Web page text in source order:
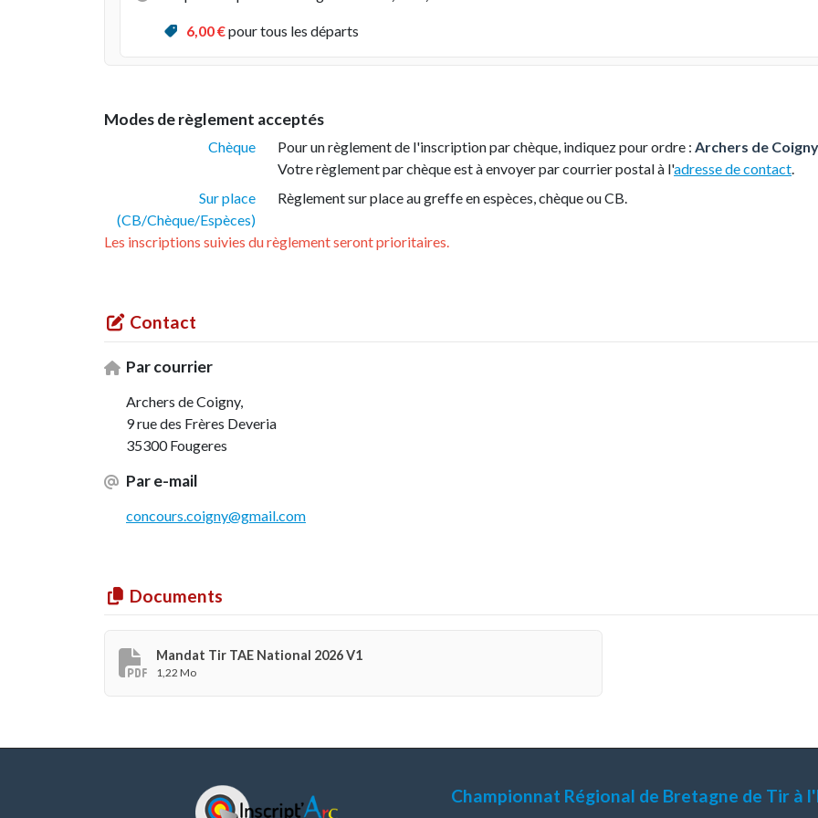
6,00 €pour tous les départs
Modes de règlement acceptés
Chèque Pour un règlement de l'inscription par chèque, indiquez pour ordre : Archers de Coigny
Votre règlement par chèque est à envoyer par courrier postal à l'adresse de contact.
Sur place
(CB/Chèque/Espèces)
Règlement sur place au greffe en espèces, chèque ou CB.
Les inscriptions suivies du règlement seront prioritaires.
Contact
Par courrier
Archers de Coigny,
9 rue des Frères Deveria
35300 Fougeres
Par e-mail
concours.coigny@gmail.com
Documents
Mandat Tir TAE National 2026 V1
1,22 Mo
Championnat Régional de Bretagne de Tir à